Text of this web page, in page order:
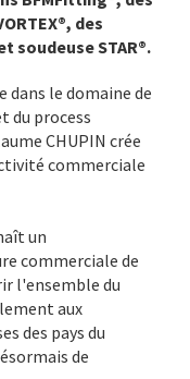
des
soudeuse STAR®.
dans le domaine de
du process
CHUPIN crée
commerciale
un
commerciale de
l'ensemble du
aux
des pays du
de